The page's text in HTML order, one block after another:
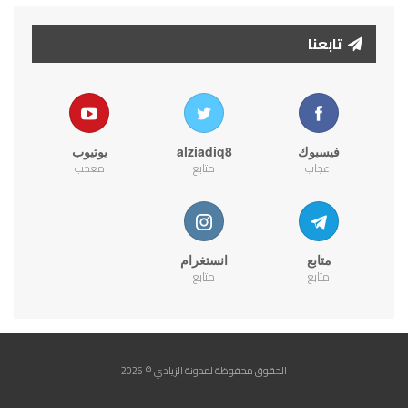
تابعنا
فيسبوك
اعجاب
alziadiq8
متابع
يوتيوب
معجب
متابع
متابع
انستغرام
متابع
الحقوق محفوظة لمدونة الزيادي © 2026